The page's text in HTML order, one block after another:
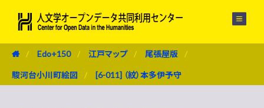
Edo+150 江戸マップ 尾張屋版
駿河台小川町絵図 [6-011] （紋）本多伊予守